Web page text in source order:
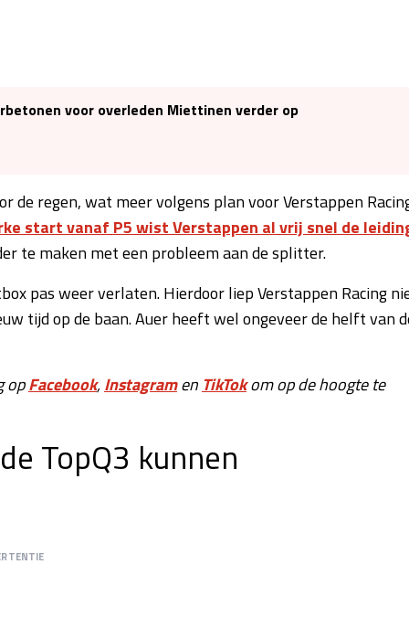
voor overleden Miettinen verder op
de regen, wat meer volgens plan voor Verstappen
start vanaf P5 wist Verstappen al vrij snel de
te maken met een probleem aan de splitter.
pas weer verlaten. Hierdoor liep Verstappen Racing
tijd op de baan. Auer heeft wel ongeveer de helft van
opFacebook,Instagramen TikTokom op de hoogte te
TopQ3 kunnen